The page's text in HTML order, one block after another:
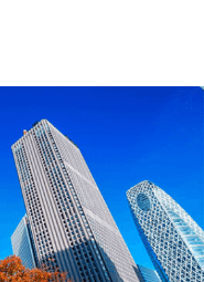
験合格向けの求人
国公認会計士）の求人
転職
会・セミナー